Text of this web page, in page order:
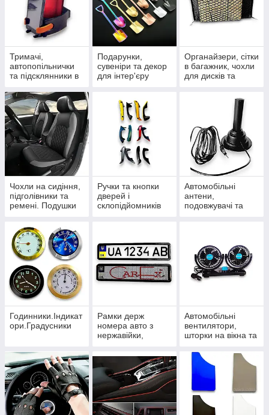
Тримачі,
автопопільнички
та підсклянники в
Подарунки,
сувеніри та декор
для інтер'єру
Органайзери, сітки
в багажник, чохли
для дисків та
Чохли на сидіння,
підголівники та
ремені. Подушки
Ручки та кнопки
дверей і
склопідйомників
Автомобільні
антени,
подовжувачі та
Годинники.Індикат
ори.Градусники
Рамки держ
номера авто з
нержавійки,
силіконові
Автомобільні
вентилятори,
шторки на вікна та